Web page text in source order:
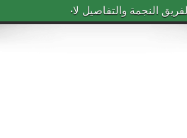
النجمة والتفاصيل لاحقاً